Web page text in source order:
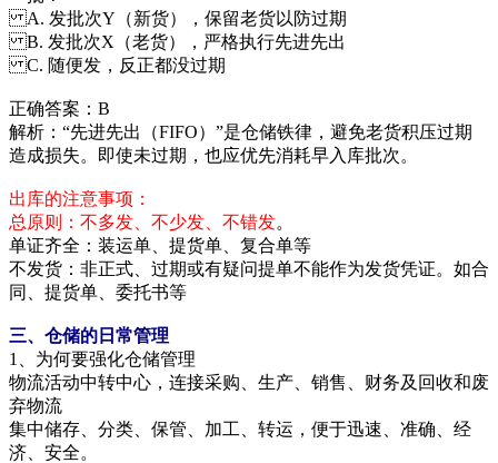
A. 发批次Y（新货），保留老货以防过期
B. 发批次X（老货），严格执行先进先出
C. 随便发，反正都没过期
正确答案：B
解析：“先进先出（FIFO）”是仓储铁律，避免老货积压过期
造成损失。即使未过期，也应优先消耗早入库批次。
出库的注意事项：
总原则：不多发、不少发、不错发。
单证齐全：装运单、提货单、复合单等
不发货：非正式、过期或有疑问提单不能作为发货凭证。如合
同、提货单、委托书等
三、仓储的日常管理
1、为何要强化仓储管理
物流活动中转中心，连接采购、生产、销售、财务及回收和废
弃物流
集中储存、分类、保管、加工、转运，便于迅速、准确、经
济、安全。